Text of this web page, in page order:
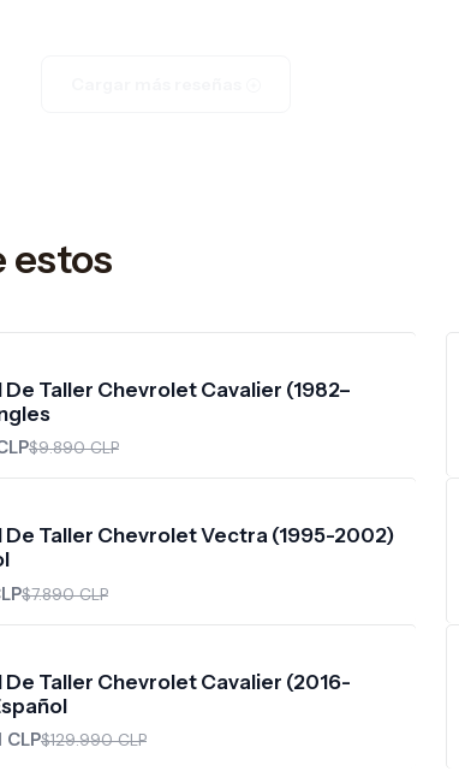
estos
De Taller Chevrolet Cavalier (1982–
$9.890 CLP
De Taller Chevrolet Vectra (1995-2002)
$7.890 CLP
De Taller Chevrolet Cavalier (2016-
CLP$129.990 CLP